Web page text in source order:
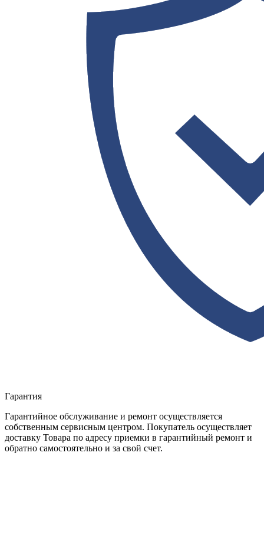
Гарантия
Гарантийное обслуживание и ремонт осуществляется
собственным сервисным центром. Покупатель осуществляет
доставку Товара по адресу приемки в гарантийный ремонт и
обратно самостоятельно и за свой счет.